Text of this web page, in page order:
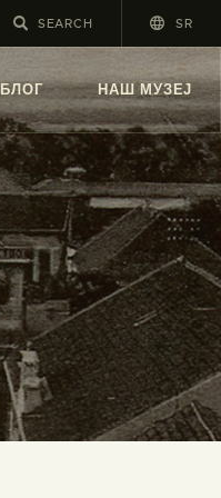
SR
БЛОГ НАШ МУЗЕЈ